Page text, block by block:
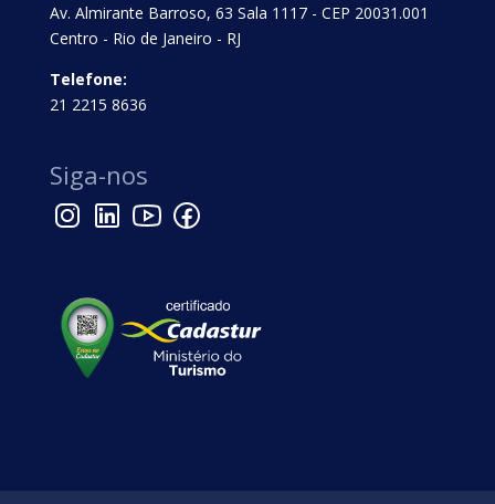
Av. Almirante Barroso, 63 Sala 1117 - CEP 20031.001
Centro - Rio de Janeiro - RJ
Telefone:
21 2215 8636
Siga-nos